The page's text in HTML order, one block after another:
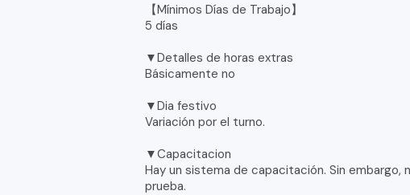
【Mínimos Días de Trabajo】
5 días
▼Detalles de horas extras
Básicamente no
▼Dia festivo
Variación por el turno.
▼Capacitacion
Hay un sistema de capacitación. Sin embargo,
prueba.